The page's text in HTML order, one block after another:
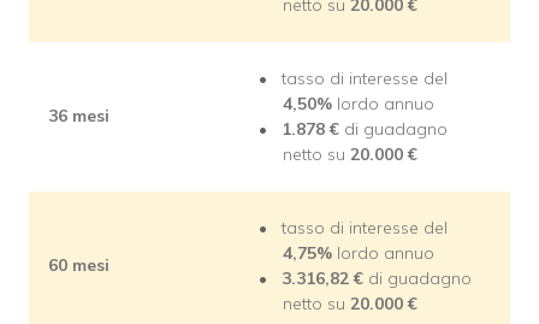
netto su 20.000 €
36 mesi
tasso di interesse del
4,50% lordo annuo
1.878€ di guadagno
netto su 20.000 €
60 mesi
tasso di interesse del
4,75% lordo annuo
3.316,82€ di guadagno
netto su 20.000 €